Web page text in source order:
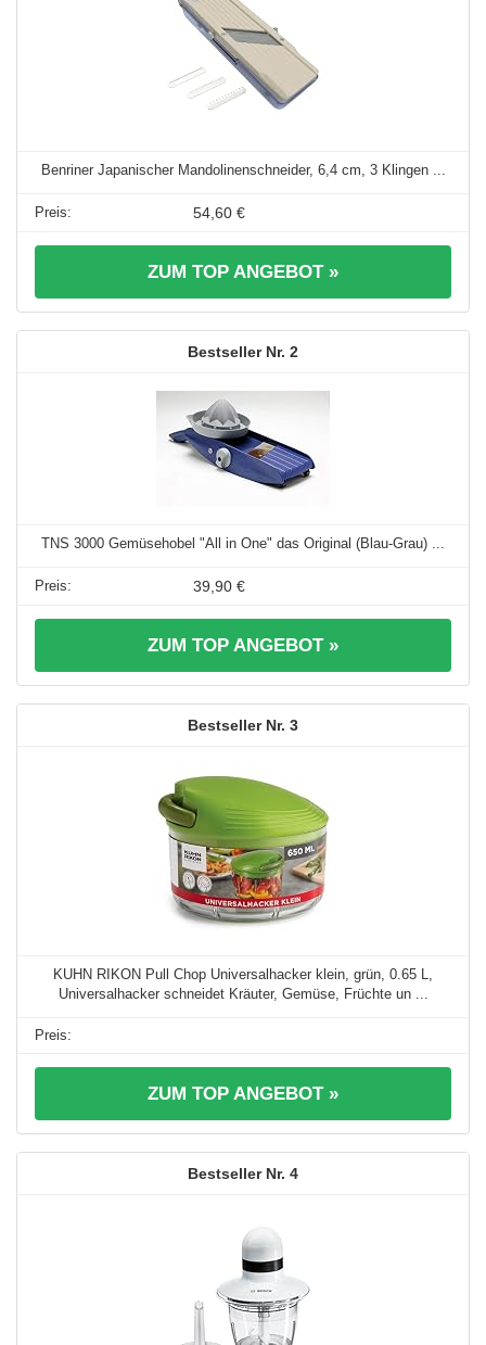
Benriner Japanischer Mandolinenschneider, 6,4 cm, 3 Klingen ...
54,60 €
ZUM TOP ANGEBOT »
2
TNS 3000 Gemüsehobel "All in One" das Original (Blau-Grau) ...
39,90 €
ZUM TOP ANGEBOT »
3
KUHN RIKON Pull Chop Universalhacker klein, grün, 0.65 L,
Universalhacker schneidet Kräuter, Gemüse, Früchte un ...
ZUM TOP ANGEBOT »
4